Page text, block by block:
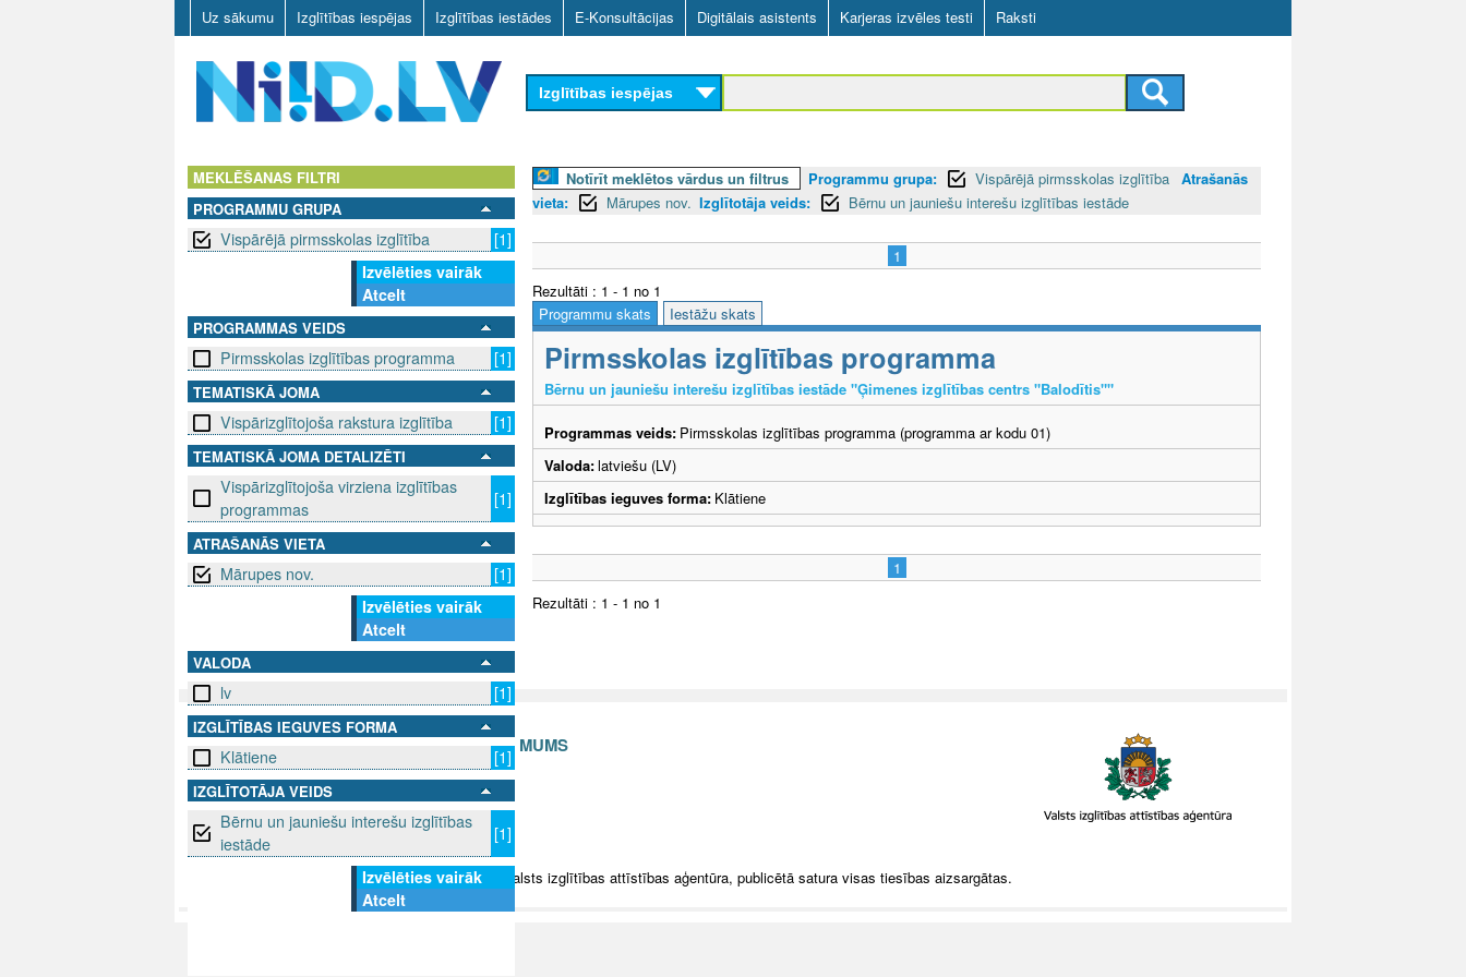
Skip
to
main
content
Uz sākumu Izglītības iespējas Izglītības iestādes E-Konsultācijas Digitālais asistents Karjeras izvēles testi Raksti
V
Izglītības iespējas
MEKLĒŠANAS FILTRI
PROGRAMMU GRUPA
Vispārējā pirmsskolas izglītība
[1]
Izvēlēties vairāk
Atcelt
PROGRAMMAS VEIDS
Pirmsskolas izglītības programma [1]
TEMATISKĀ JOMA
Vispārizglītojoša rakstura izglītība [1]
TEMATISKĀ JOMA DETALIZĒTI
Vispārizglītojoša virziena izglītības
programmas
[1]
ATRAŠANĀS VIETA
Mārupes nov.
[1]
Izvēlēties vairāk
Atcelt
VALODA
lv [1]
IZGLĪTĪBAS IEGUVES FORMA
Klātiene [1]
IZGLĪTOTĀJA VEIDS
Bērnu un jauniešu interešu izglītības
iestāde
[1]
Izvēlēties vairāk
Atcelt
Notīrīt meklētos vārdus un filtrus Programmu grupa: Vispārējā pirmsskolas izglītība Atrašanās
vieta:
Mārupes nov. Izglītotāja veids: Bērnu un jauniešu interešu izglītības iestāde
1
Rezultāti : 1 - 1 no 1
Programmu skats
Iestāžu skats
Pirmsskolas izglītības programma
Bērnu un jauniešu interešu izglītības iestāde "Ģimenes izglītības centrs "Balodītis""
Programmas veids: Pirmsskolas izglītības programma (programma ar kodu 01)
Valoda:latviešu (LV)
Izglītības ieguves forma: Klātiene
1
Rezultāti : 1 - 1 no 1
SEKO MUMS SAZINIES AR MUMS
info@niid.lv
© 2025 Valsts izglītības attīstības aģentūra, publicētā satura visas tiesības aizsargātas.